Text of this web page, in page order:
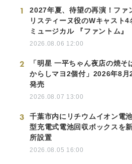
1
2027年夏、待望の再演！ファ
リスティーヌ役のWキャスト4
ミュージカル 『ファントム』
2026.08.06 12:00
2
「明星 一平ちゃん夜店の焼そ
からしマヨ2個付」2026年8
発売
2026.08.07 13:00
3
千葉市内にリチウムイオン電
型充電式電池回収ボックスを
所設置
2026.08.05 16:00